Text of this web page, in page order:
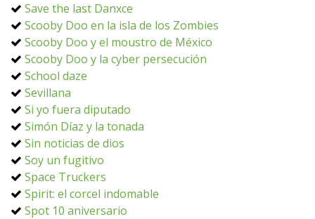
Save the last Danxce
Scooby Doo en la isla de los Zombies
Scooby Doo y el moustro de México
Scooby Doo y la cyber persecución
School daze
Sevillana
Si yo fuera diputado
Simón Díaz y la tonada
Sin noticias de dios
Soy un fugitivo
Space Truckers
Spirit: el corcel indomable
Spot 10 aniversario